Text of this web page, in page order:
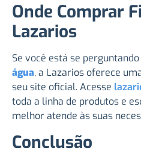
Onde Comprar
Lazarios
Se você está se perguntando
água, a Lazarios oferece
seu site oficial. Acesse
toda a linha de produtos e
melhor atende às suas
Conclusão